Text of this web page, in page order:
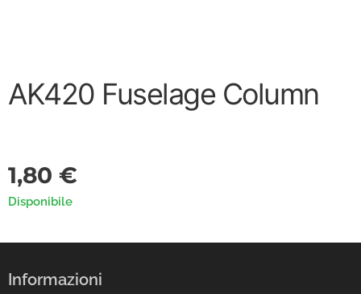
AK420 Fuselage Column
1,80 €
Disponibile
Informazioni